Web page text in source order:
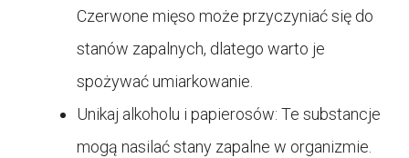
Czerwone mięso może przyczyniać się do
stanów zapalnych, dlatego warto je
spożywać umiarkowanie.
Unikaj alkoholu i papierosów: Te substancje
mogą nasilać stany zapalne w organizmie.